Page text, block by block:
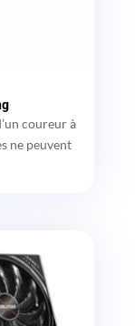
coureur à
ne peuvent